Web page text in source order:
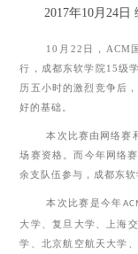
2017年10月24日
10 月 22 日， ACM
行，成都东软学院15级
历五小时的激烈竞争后
好的基础。
本次比赛由网络赛
场赛资格。而今年网络
余支队伍参与，成都东
本次比赛是今年
大学、复旦大学、上海
学、北京航空航天大学